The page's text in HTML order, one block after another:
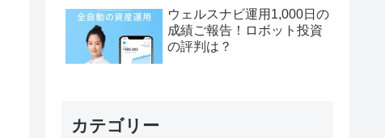
ウェルスナビ運用1,000日の
成績ご報告！ロボット投資
の評判は？
カテゴリー